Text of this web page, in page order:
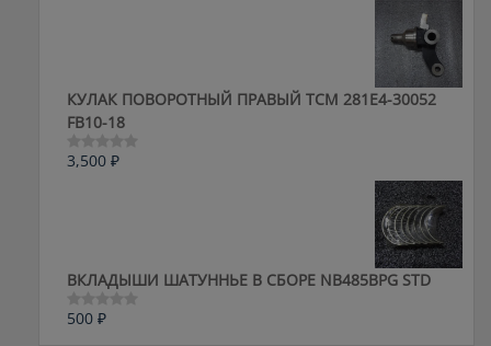
КУЛАК ПОВОРОТНЫЙ ПРАВЫЙ ТСМ 281E4-30052
FB10-18
Оценка
3,500 ₽
ВКЛАДЫШИ ШАТУННЬЕ В СБОРЕ NB485BPG STD
Оценка
500 ₽